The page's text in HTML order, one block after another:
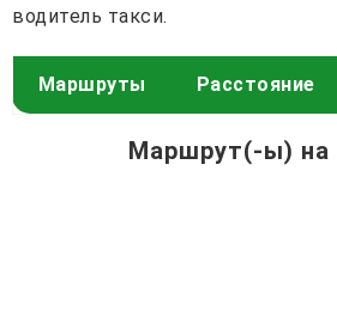
водитель такси.
Маршруты Расстояние
Маршрут(-ы) на